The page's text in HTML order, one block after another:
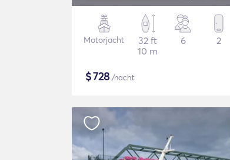
Motorjacht
32 ft
10 m
6 2
$728/nacht